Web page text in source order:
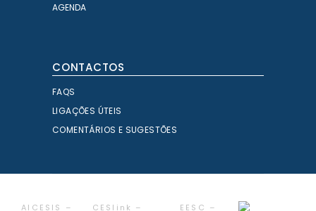
AGENDA
CONTACTOS
FAQS
LIGAÇÕES ÚTEIS
COMENTÁRIOS E SUGESTÕES
AICESIS – CESlink – EESC –